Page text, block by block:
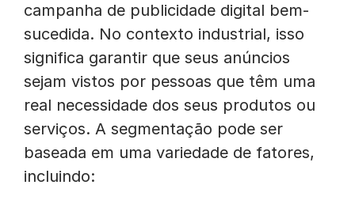
campanha de publicidade digital bem-
sucedida. No contexto industrial, isso
significa garantir que seus anúncios
sejam vistos por pessoas que têm uma
real necessidade dos seus produtos ou
serviços. A segmentação pode ser
baseada em uma variedade de fatores,
incluindo: